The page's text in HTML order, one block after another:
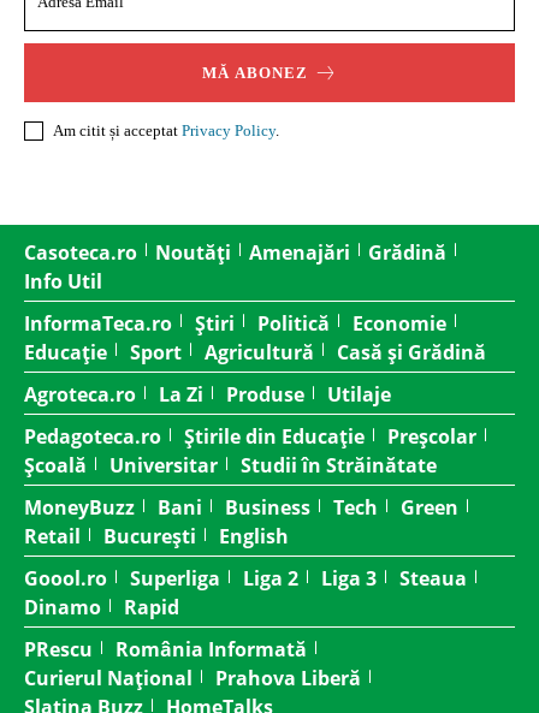
MĂ ABONEZ
Am citit și acceptat Privacy Policy.
Casoteca.ro Noutăți Amenajări
Grădină
Info Util
InformaTeca.ro
Știri Politică
Economie
Educație
Sport Agricultură
Casă și Grădină
Agroteca.ro
La Zi Produse
Utilaje
Pedagoteca.ro
Știrile din Educație
Preșcolar
Școală
Universitar
Studii în Străinătate
MoneyBuzz
Bani Business Tech
Green
Retail
București
English
Goool.ro
Superliga Liga 2 Liga 3
Steaua
Dinamo
Rapid
PRescu
România Informată
Curierul Național
Prahova Liberă
Slatina Buzz
HomeTalks